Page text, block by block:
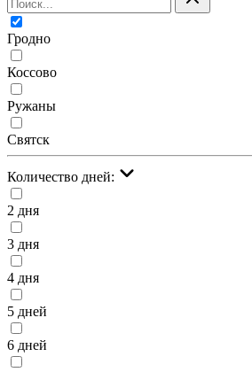
Гродно
Коссово
Ружаны
Святск
Количество дней:
2 дня
3 дня
4 дня
5 дней
6 дней